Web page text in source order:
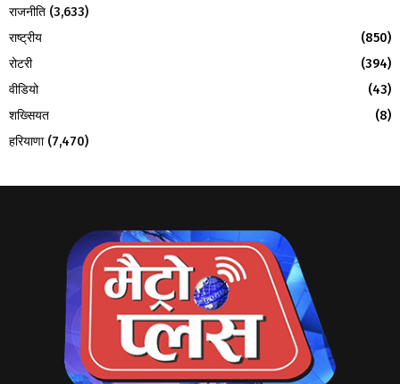
राजनीति (3,633)
राष्ट्रीय
(850)
रोटरी
(394)
वीडियो
(43)
शख्सियत
(8)
हरियाणा(7,470)